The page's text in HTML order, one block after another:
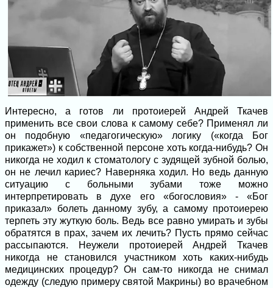
Интересно, а готов ли протоиерей Андрей Ткачев
применить все свои слова к самому себе? Применял ли
он подобную «педагогическую» логику («когда Бог
прикажет») к собственной персоне хоть когда-нибудь? Он
никогда не ходил к стоматологу с зудящей зубной болью,
он не лечил кариес? Наверняка ходил. Но ведь данную
ситуацию с больными зубами тоже можно
интерпретировать в духе его «богословия» - «Бог
приказал» болеть данному зубу, а самому протоиерею
терпеть эту жуткую боль. Ведь все равно умирать и зубы
обратятся в прах, зачем их лечить? Пусть прямо сейчас
рассыпаются. Неужели протоиерей Андрей Ткачев
никогда не становился участником хоть каких-нибудь
медицинских процедур? Он сам-то никогда не снимал
одежду (следую примеру святой Макрины) во врачебном